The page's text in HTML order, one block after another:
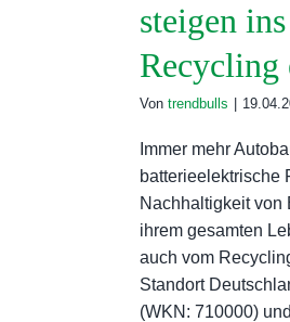
steigen
Recycling
Von trendbulls
Immer mehr
batterieelektrische
Nachhaltigkeit von
ihrem gesamten
auch vom
Standort
(WKN: 710000)